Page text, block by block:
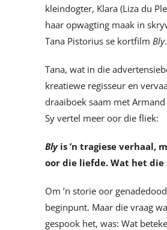
kleindogter, Klara (Liza du
haar opwagting maak in
Tana Pistorius se kortfilm Bly.
Tana, wat in die
kreatiewe regisseur en
draaiboek saam met
Sy vertel meer oor die fliek:
Blyis ’n tragiese verhaal,
oor die liefde. Wat het die
Om ’n storie oor
beginpunt. Maar die vraag
gespook het, was: Wat